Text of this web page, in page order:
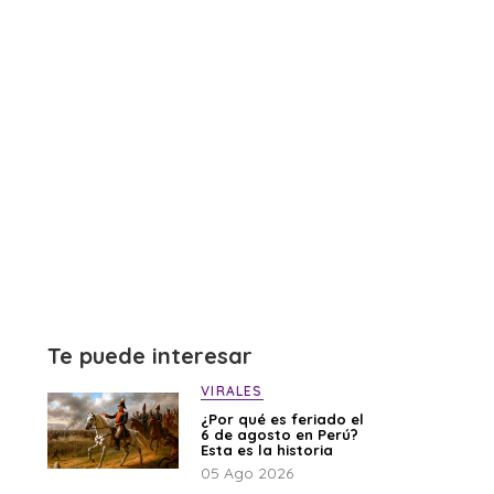
Te puede interesar
VIRALES
¿Por qué es feriado el
6 de agosto en Perú?
Esta es la historia
05 Ago 2026